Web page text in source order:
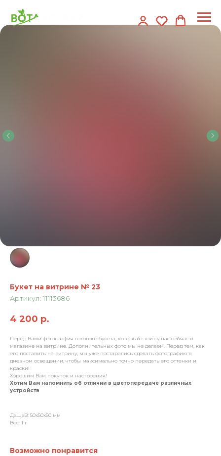
Букет на витрине № 23
Артикул:11113686
4 200 р.
Перед Вами фотография готового букета, который стоит у нас сейчас в
магазине на витрине. Дополнительных фото мы не делаем. Перед тем, как
его поставить на витрину, мы уже постарались сделать фотографию в
дневном освещении, чтобы максимально точно передать его оттенки и
краски!
Хорошим Вам покупок и настроения!
Хотим Вам напомнить об отличии в цветопередаче различных
устройств
ДxШxВ: 50x50x50 мм
Вес: 1 г
Возможно понравится